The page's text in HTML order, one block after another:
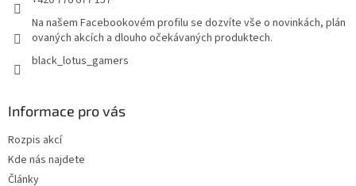
Na našem Facebookovém profilu se dozvíte vše o novinkách, plán
ovaných akcích a dlouho očekávaných produktech.
black_lotus_gamers
Informace pro vás
Rozpis akcí
Kde nás najdete
Články